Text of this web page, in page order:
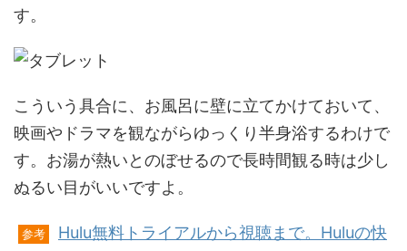
す。
こういう具合に、お風呂に壁に立てかけておいて、
映画やドラマを観ながらゆっくり半身浴するわけで
す。お湯が熱いとのぼせるので長時間観る時は少し
ぬるい目がいいですよ。
参考
Hulu無料トライアルから視聴まで。Huluの快